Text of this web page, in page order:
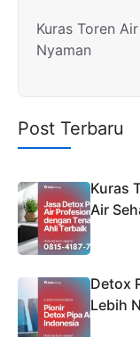
Kuras Toren
Nyaman
Post Terbaru
Kuras
Air
Detox
Lebih